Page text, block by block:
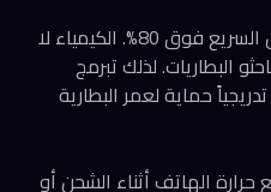
بطاريات الليثيوم أيون تكره الشحن السريع فوق 80%. الكيمياء لا
البطاريات. لذلك تبرمج
حماية لعمر البطارية
حرارة الهاتف أثناء الشحن أو